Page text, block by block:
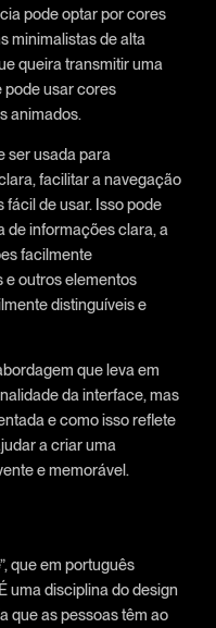
pode optar por cores
minimalistas de alta
queira transmitir uma
pode usar cores
animados.
ser usada para
facilitar a navegação
de usar. Isso pode
de informações clara, a
facilmente
e outros elementos
distinguíveis e
que leva em
da interface, mas
e como isso reflete
a criar uma
e memorável.
que em português
uma disciplina do design
que as pessoas têm ao